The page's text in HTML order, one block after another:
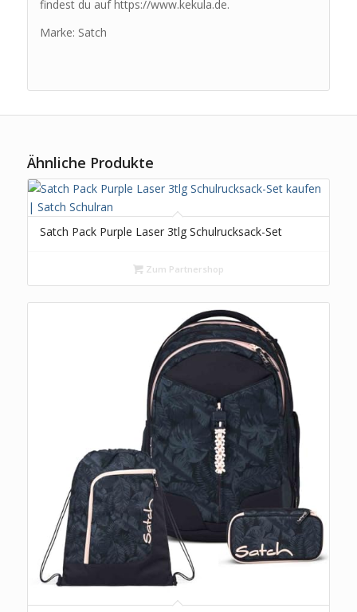
findest du auf https://www.kekula.de.
Marke: Satch
Ähnliche Produkte
Satch Pack Purple Laser 3tlg Schulrucksack-Set
Zum Partnershop